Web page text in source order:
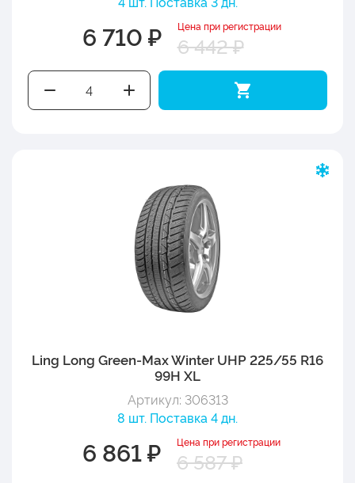
6 710 ₽ Цена при регистрации
6 442 ₽
Ling Long Green-Max Winter UHP 225/55 R16
99H XL
Артикул: 306313
8 шт. Поставка 4 дн.
6 861 ₽ Цена при регистрации
6 587 ₽